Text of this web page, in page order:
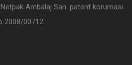
Ambalaj San. patent koruması
2008/00712.